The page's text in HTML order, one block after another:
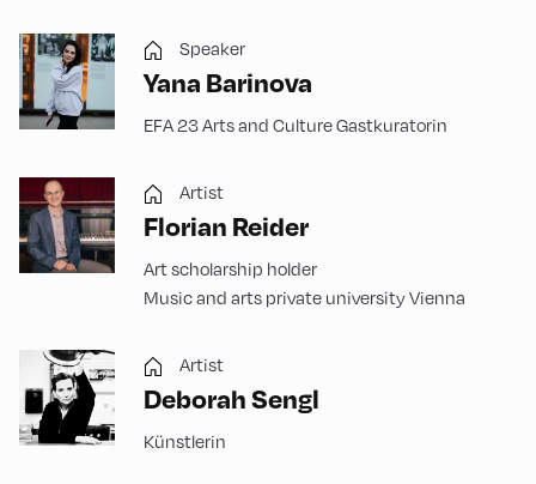
Speaker
Yana Barinova
EFA 23 Arts and Culture Gastkuratorin
Artist
Florian Reider
Art scholarship holder
Music and arts private university Vienna
Artist
Deborah Sengl
Künstlerin